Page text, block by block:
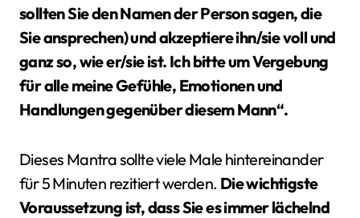
sollten Sie den Namen der Person sagen, die
Sie ansprechen) und akzeptiere ihn/sie voll und
ganz so, wie er/sie ist. Ich bitte um Vergebung
für alle meine Gefühle, Emotionen und
Handlungen gegenüber diesem Mann“.
Dieses Mantra sollte viele Male hintereinander
für 5 Minuten rezitiert werden. Die wichtigste
Voraussetzung ist, dass Sie es immer lächelnd